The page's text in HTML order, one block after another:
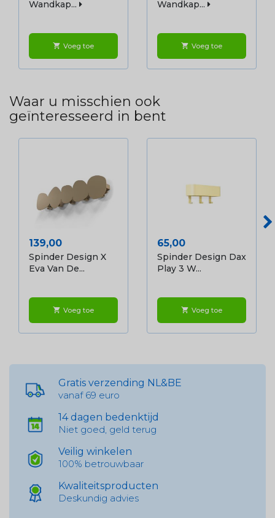
Wandkap...
shopping_cart Voeg toe
Wandkap...
shopping_cart Voeg toe
Waar u misschien ook
geïnteresseerd in bent
Prijs
139,00
Spinder Design X
Eva Van De...
shopping_cart Voeg toe
Prijs
65,00
Spinder Design Dax
Play 3 W...
shopping_cart Voeg toe
Gratis verzending NL&BE
vanaf 69 euro
14 dagen bedenktijd
Niet goed, geld terug
Veilig winkelen
100% betrouwbaar
Kwaliteitsproducten
Deskundig advies